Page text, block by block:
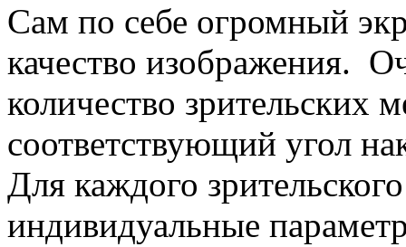
Сам по себе огромный
качество изображения.
количество зрительских
соответствующий угол
Для каждого
индивидуальные